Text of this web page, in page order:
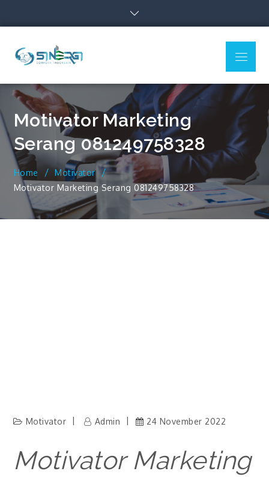
Indonesia
Menu
Motivator Marketing
Serang 081249758328
Home
Motivator
Motivator Marketing Serang 081249758328
Motivator Admin 24 November 2022
Motivator Marketing